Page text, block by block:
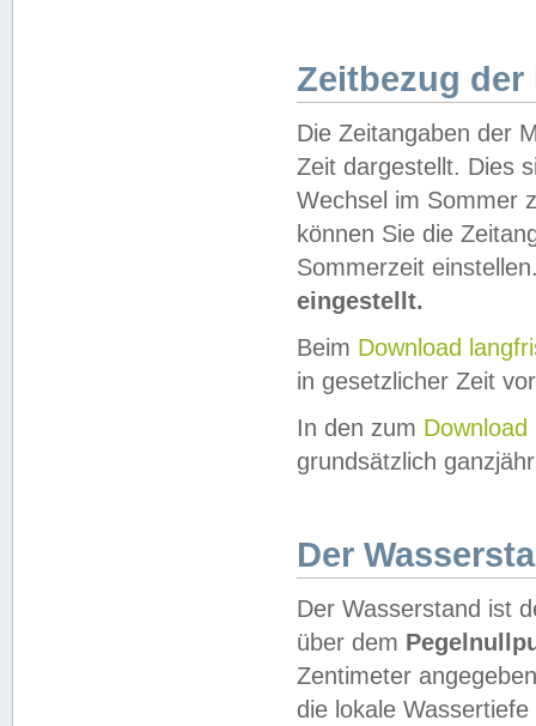
Zeitbezug der
Die Zeitangaben der
Zeit dargestellt. Dies
Wechsel im Sommer
können Sie die
Sommerzeit
eingestellt.
Beim Download
in gesetzlicher Zeit
In den zum Download
grundsätzlich
Der
Der Wasserstand ist
über dem
Zentimeter
die lokale